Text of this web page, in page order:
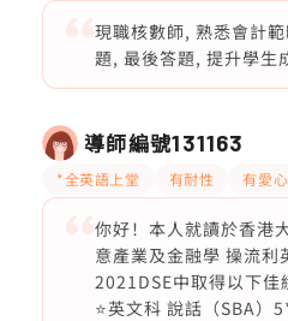
現職核數師, 熟悉會計
題, 最後答題, 提升學生
導師編號131163
*全英語上堂 有耐性 有愛心
你好！本人就讀於香港
意產業及金融學 操流利
2021DSE中取得以下佳
⭐️英文科 說話（SBA）